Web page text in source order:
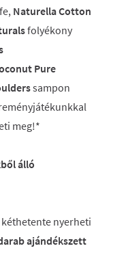
Naturella Cotton
folyékony
Pure
sampon
meg!*
álló
nyerheti
ajándékszett